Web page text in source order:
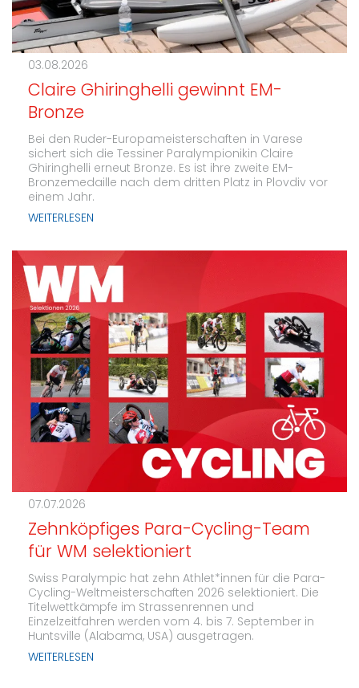
03.08.2026
Claire Ghiringhelli gewinnt EM-
Bronze
Bei den Ruder-Europameisterschaften in Varese
sichert sich die Tessiner Paralympionikin Claire
Ghiringhelli erneut Bronze. Es ist ihre zweite EM-
Bronzemedaille nach dem dritten Platz in Plovdiv vor
einem Jahr.
WEITERLESEN
07.07.2026
Zehnköpfiges Para-Cycling-Team
für WM selektioniert
Swiss Paralympic hat zehn Athlet*innen für die Para-
Cycling-Weltmeisterschaften 2026 selektioniert. Die
Titelwettkämpfe im Strassenrennen und
Einzelzeitfahren werden vom 4. bis 7. September in
Huntsville (Alabama, USA) ausgetragen.
WEITERLESEN